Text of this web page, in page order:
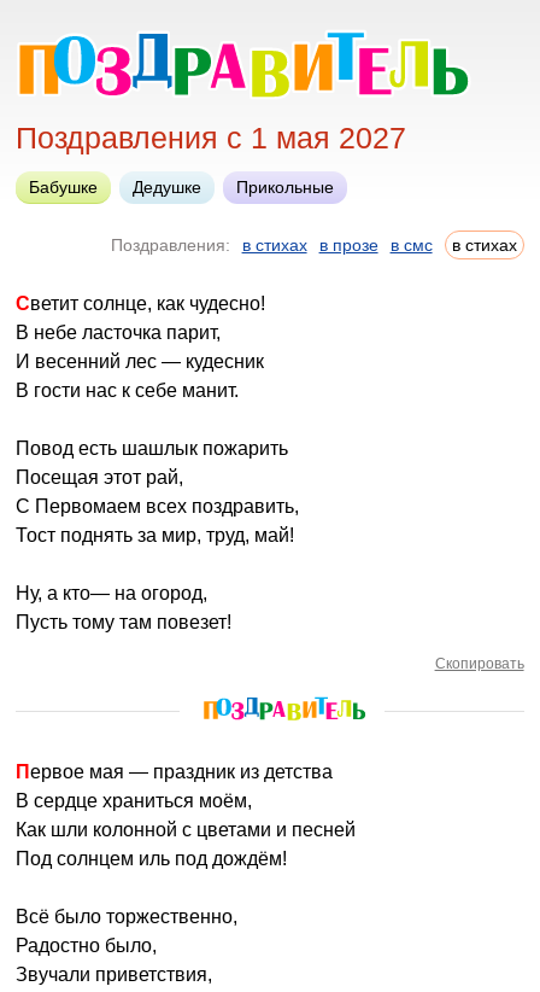
Поздравления с 1 мая 2027
Бабушке Дедушке Прикольные
Поздравления: в стихах в прозе в смс в стихах
Светит солнце, как чудесно!
В небе ласточка парит,
И весенний лес — кудесник
В гости нас к себе манит.
Повод есть шашлык пожарить
Посещая этот рай,
С Первомаем всех поздравить,
Тост поднять за мир, труд, май!
Ну, а кто— на огород,
Пусть тому там повезет!
Скопировать
Первое мая — праздник из детства
В сердце храниться моём,
Как шли колонной с цветами и песней
Под солнцем иль под дождём!
Всё было торжественно,
Радостно было,
Звучали приветствия,